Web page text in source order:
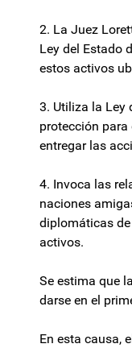
2. La Juez
Ley del Estado
estos activos
3. Utiliza la Ley
protección para
entregar las
4. Invoca las
naciones
diplomáticas
activos.
Se estima que
darse en el
En esta causa,